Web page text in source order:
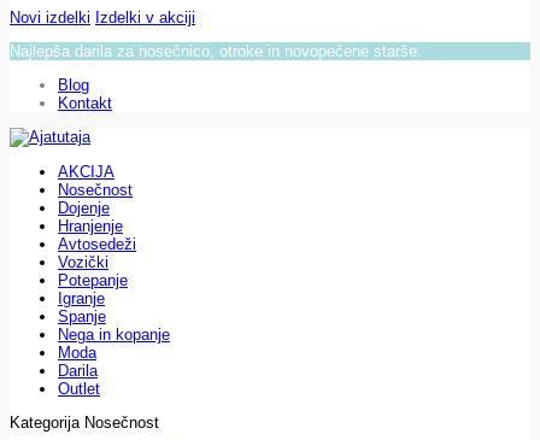
Novi izdelki Izdelki v akciji
Najlepša darila za nosečnico, otroke in novopečene starše.
Blog
Kontakt
AKCIJA
Nosečnost
Dojenje
Hranjenje
Avtosedeži
Vozički
Potepanje
Igranje
Spanje
Nega in kopanje
Moda
Darila
Outlet
Kategorija Nosečnost